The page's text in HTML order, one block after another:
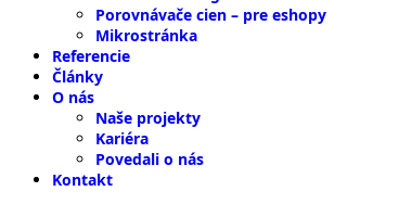
Porovnávače cien – pre eshopy
Mikrostránka
Referencie
Články
O nás
Naše projekty
Kariéra
Povedali o nás
Kontakt